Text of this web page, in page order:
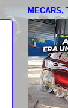
MECARS,